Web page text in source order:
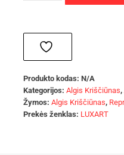
Produkto kodas: N/A
Kategorijos: Algis Kriščiūnas,
Žymos: Algis Kriščiūnas,
Prekės ženklas: LUXART